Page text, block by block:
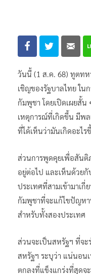
วันนี้ (1 ส.ค. 68) ทูตท
เชิญของรัฐบาลไทย ใ
กัมพูชา โดยเปิดเผยสั้น
ที่ได้เห็นว่ามันเกิดอะไร
ส่วนการพูดคุยเพื่อสัน
อยู่ต่อไป และเห็นด้วย
ประเทศที่สามเข้ามาเ
สำหรับทั้งสองประเทศ
ส่วนจะเป็นสหรัฐฯ ที่จ